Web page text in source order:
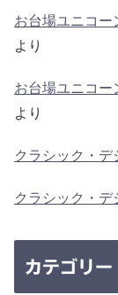
お台場ユニコー
より
お台場ユニコー
より
クラシック・デ
クラシック・デ
カテゴリー